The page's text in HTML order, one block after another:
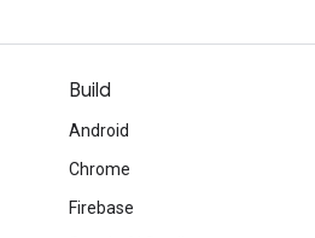
Build
Android
Chrome
Firebase